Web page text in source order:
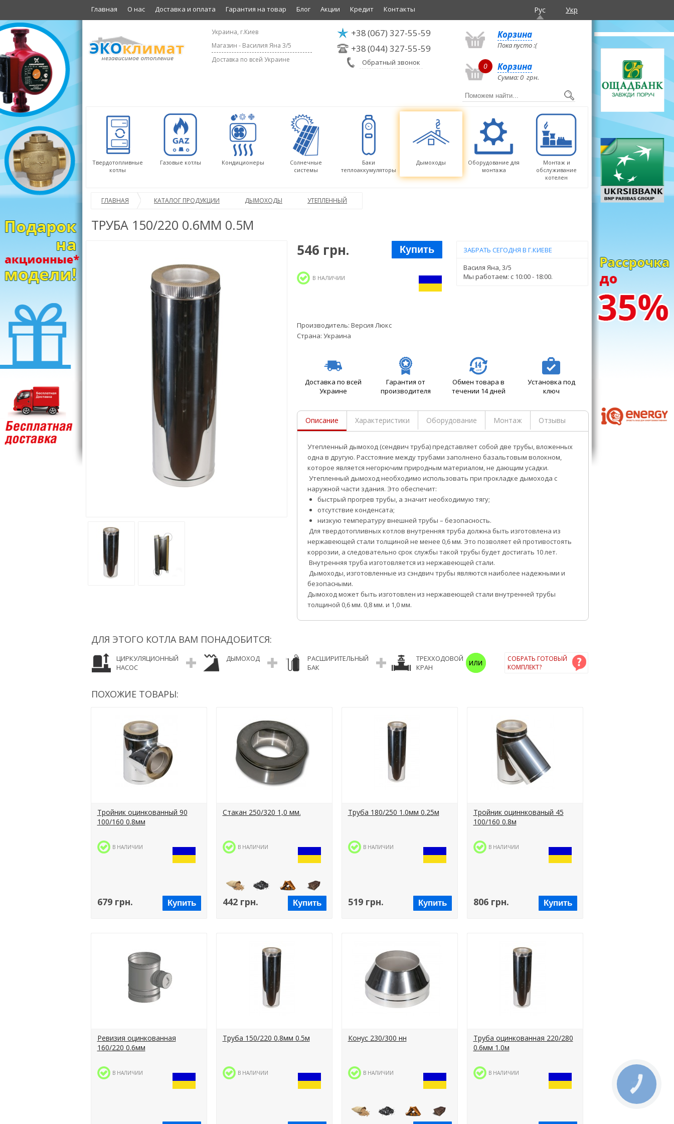
Главная О нас Доставка и оплата Гарантия на товар Блог Акции Кредит Контакты Рус Укр
Украина, г.Киев
Магазин - Василия Яна 3/5
Доставка по всей Украине
+38(067) 327-55-59
+38(044) 327-55-59
Обратный звонок
Корзина
Пока пусто :(
0 Корзина
Сумма:0 грн.
Твердотопливные
котлы
Газовые котлы Кондиционеры
Солнечные
системы
Баки
теплоаккумуляторы
Дымоходы
Оборудование для
монтажа
Монтаж и
обслуживание
котелен
ГЛАВНАЯ КАТАЛОГ ПРОДУКЦИИ ДЫМОХОДЫ УТЕПЛЕННЫЙ
ТРУБА 150/220 0.6ММ 0.5М
546 грн. Купить
В НАЛИЧИИ
Производитель: Версия Люкс
Страна: Украина
ЗАБРАТЬ СЕГОДНЯ В Г.КИЕВЕ
Василя Яна, 3/5
Мы работаем: c 10:00 - 18:00.
Доставка по всей
Украине
Гарантия от
производителя
Обмен товара в
течении 14 дней
Установка под
ключ
Описание Характеристики Оборудование Монтаж Отзывы
Утепленный дымоход (сендвич труба) представляет собой две трубы, вложенных
одна в другую. Расстояние между трубами заполнено базальтовым волокном,
которое является негорючим природным материалом, не дающим усадки.
Утепленный дымоход необходимо использовать при прокладке дымохода с
наружной части здания. Это обеспечит:
быстрый прогрев трубы, а значит необходимую тягу;
отсутствие конденсата;
низкую температуру внешней трубы – безопасность.
Для твердотопливных котлов внутренняя труба должна быть изготовлена из
нержавеющей стали толщиной не менее 0,6 мм. Это позволяет ей противостоять
коррозии, а следовательно срок службы такой трубы будет достигать 10 лет.
Внутренняя труба изготовляется из нержавеющей стали.
Дымоходы, изготовленные из сэндвич трубы являются наиболее надежными и
безопасными.
Дымоход может быть изготовлен из нержавеющей стали внутренней трубы
толщиной 0,6 мм. 0,8 мм. и 1,0 мм.
ДЛЯ ЭТОГО КОТЛА ВАМ ПОНАДОБИТСЯ:
ЦИРКУЛЯЦИОННЫЙ
НАСОС
ДЫМОХОД
РАСШИРИТЕЛЬНЫЙ
БАК
ТРЕХХОДОВОЙ
КРАН
СОБРАТЬ ГОТОВЫЙ
КОМПЛЕКТ?
ПОХОЖИЕ ТОВАРЫ:
Тройник оцинкованный 90
100/160 0.8мм
В НАЛИЧИИ
679 грн. Купить
Стакан 250/320 1,0 мм.
В НАЛИЧИИ
Пеллеты Уголь Дрова Брикеты
442 грн. Купить
Труба 180/250 1.0мм 0.25м
В НАЛИЧИИ
519 грн. Купить
Тройник оциннкованый 45
100/160 0.8м
В НАЛИЧИИ
806 грн. Купить
Ревизия оцинкованная
160/220 0.6мм
В НАЛИЧИИ
Труба 150/220 0.8мм 0.5м
В НАЛИЧИИ
Конус 230/300 нн
В НАЛИЧИИ
Труба оцинкованная 220/280
0.6мм 1.0м
В НАЛИЧИИ
КНОПКА
СВЯЗИ